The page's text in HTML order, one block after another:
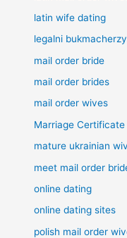
latin wife dating
legalni bukmacherzy
mail order bride
mail order brides
mail order wives
Marriage
mature ukrainian
meet mail order
online dating
online dating sites
polish mail order